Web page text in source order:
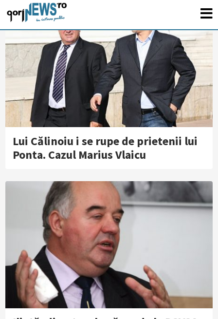
Lui Călinoiu i se rupe de prietenii lui
Ponta. Cazul Marius Vlaicu